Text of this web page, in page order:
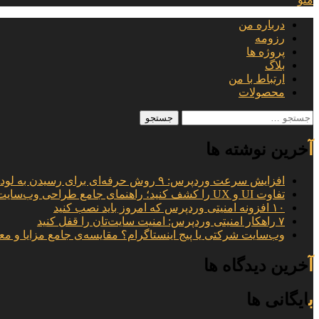
درباره من
رزومه
پروژه ها
بلاگ
ارتباط با من
محصولات
جستجو
آخرین نوشته ها
افزایش سرعت وردپرس: ۹ روش حرفه‌ای برای رسیدن به لود ۱ ثانیه
تفاوت UI و UX را کشف کنید؛ راهنمای جامع طراحی وب‌سایت
۱۰ افزونه امنیتی وردپرس که امروز باید نصب کنید
۷ راهکار امنیتی وردپرس: امنیت سایت‌تان را قفل کنید
وب‌سایت شرکتی یا پیج اینستاگرام؟ مقایسه‌ی جامع مزایا و
آخرین دیدگاه ها
بایگانی ها